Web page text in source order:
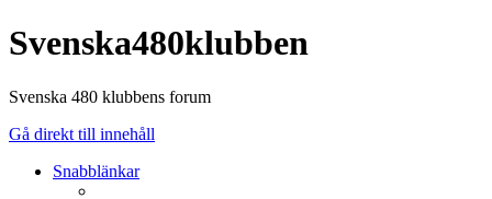
Svenska480klubben
Svenska 480 klubbens forum
Gå direkt till innehåll
Snabblänkar